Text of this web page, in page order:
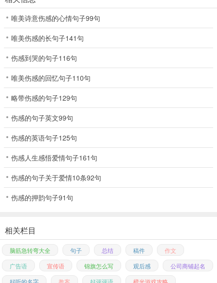
唯美诗意伤感的心情句子99句
唯美伤感的长句子141句
伤感到哭的句子116句
唯美伤感的回忆句子110句
略带伤感的句子129句
伤感的句子英文99句
伤感的英语句子125句
伤感人生感悟爱情句子161句
伤感的句子关于爱情10条92句
伤感的押韵句子91句
相关栏目
脑筋急转弯大全 句子 总结 稿件
作文
广告语
宣传语 锦旗怎么写 观后感
公司商铺起名
好听的名字
教案 好评评语 橙光游戏攻略